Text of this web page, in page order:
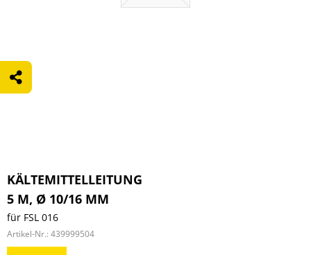
KÄLTEMITTELLEITUNG
5 M, Ø 10/16 MM
für FSL 016
Artikel-Nr.: 439999504